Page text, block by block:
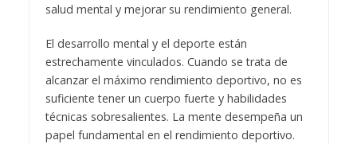
salud mental y mejorar su rendimiento general.
El desarrollo mental y el deporte están
estrechamente vinculados. Cuando se trata de
alcanzar el máximo rendimiento deportivo, no es
suficiente tener un cuerpo fuerte y habilidades
técnicas sobresalientes. La mente desempeña un
papel fundamental en el rendimiento deportivo.